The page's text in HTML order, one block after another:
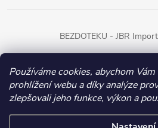
Používáme cookies, abychom
prohlížení webu a díky analýze
zlepšovali jeho funkce, výkon a
BEZDOTEKU - JBR
Vytvořil
Copyright 2026BEZDOTEKU .